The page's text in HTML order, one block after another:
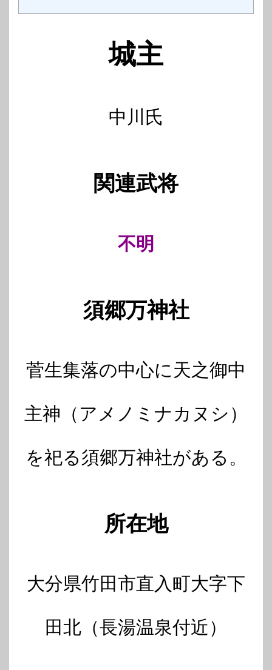
城主
中川氏
関連武将
不明
須郷万神社
菅生集落の中心に天之御中
主神（アメノミナカヌシ）
を祀る須郷万神社がある。
所在地
大分県竹田市直入町大字下
田北（長湯温泉付近）